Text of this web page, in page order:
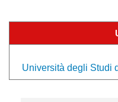
Università degli Studi